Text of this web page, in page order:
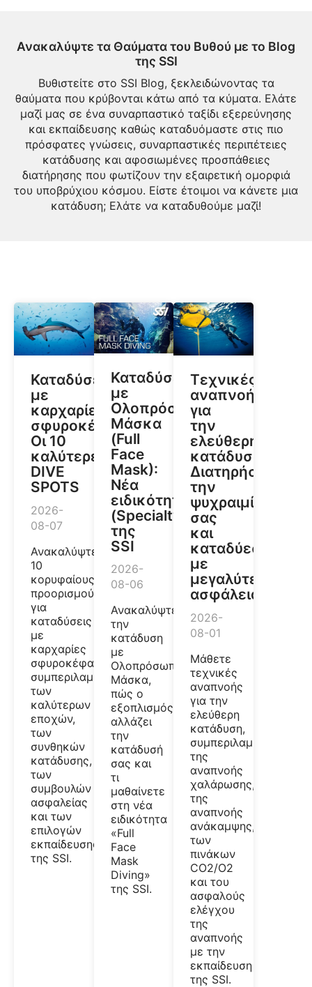
Ανακαλύψτε τα Θαύματα του Βυθού με το Blog
της SSI
Βυθιστείτε στο SSI Blog, ξεκλειδώνοντας τα
θαύματα που κρύβονται κάτω από τα κύματα. Ελάτε
μαζί μας σε ένα συναρπαστικό ταξίδι εξερεύνησης
και εκπαίδευσης καθώς καταδυόμαστε στις πιο
πρόσφατες γνώσεις, συναρπαστικές περιπέτειες
κατάδυσης και αφοσιωμένες προσπάθειες
διατήρησης που φωτίζουν την εξαιρετική ομορφιά
του υποβρύχιου κόσμου. Είστε έτοιμοι να κάνετε μια
κατάδυση; Ελάτε να καταδυθούμε μαζί!
Καταδύσεις
με
καρχαρίες
σφυροκέφαλους:
Οι 10
καλύτερες
DIVE
SPOTS
2026-
08-07
Ανακαλύψτε
10
κορυφαίους
προορισμούς
για
καταδύσεις
με
καρχαρίες
σφυροκέφαλους,
συμπεριλαμβανομένων
των
καλύτερων
εποχών,
των
συνθηκών
κατάδυσης,
των
συμβουλών
ασφαλείας
και των
επιλογών
εκπαίδευσης
της SSI.
Καταδύσεις
με
Ολοπρόσωπη
Μάσκα
(Full
Face
Mask):
Νέα
ειδικότητα
(Specialty)
της
SSI
2026-
08-06
Ανακαλύψτε
την
κατάδυση
με
Ολοπρόσωπη
Μάσκα,
πώς ο
εξοπλισμός
αλλάζει
την
κατάδυσή
σας και
τι
μαθαίνετε
στη νέα
ειδικότητα
«Full
Face
Mask
Diving»
της SSI.
Τεχνικές
αναπνοής
για
την
ελεύθερη
κατάδυση:
Διατηρήστε
την
ψυχραιμία
σας
και
καταδύεστε
με
μεγαλύτερη
ασφάλεια
2026-
08-01
Μάθετε
τεχνικές
αναπνοής
για την
ελεύθερη
κατάδυση,
της
αναπνοής
χαλάρωσης,
της
αναπνοής
ανάκαμψης,
των
πινάκων
CO2/O2
και του
ασφαλούς
ελέγχου
της
αναπνοής
με την
εκπαίδευση
της SSI.